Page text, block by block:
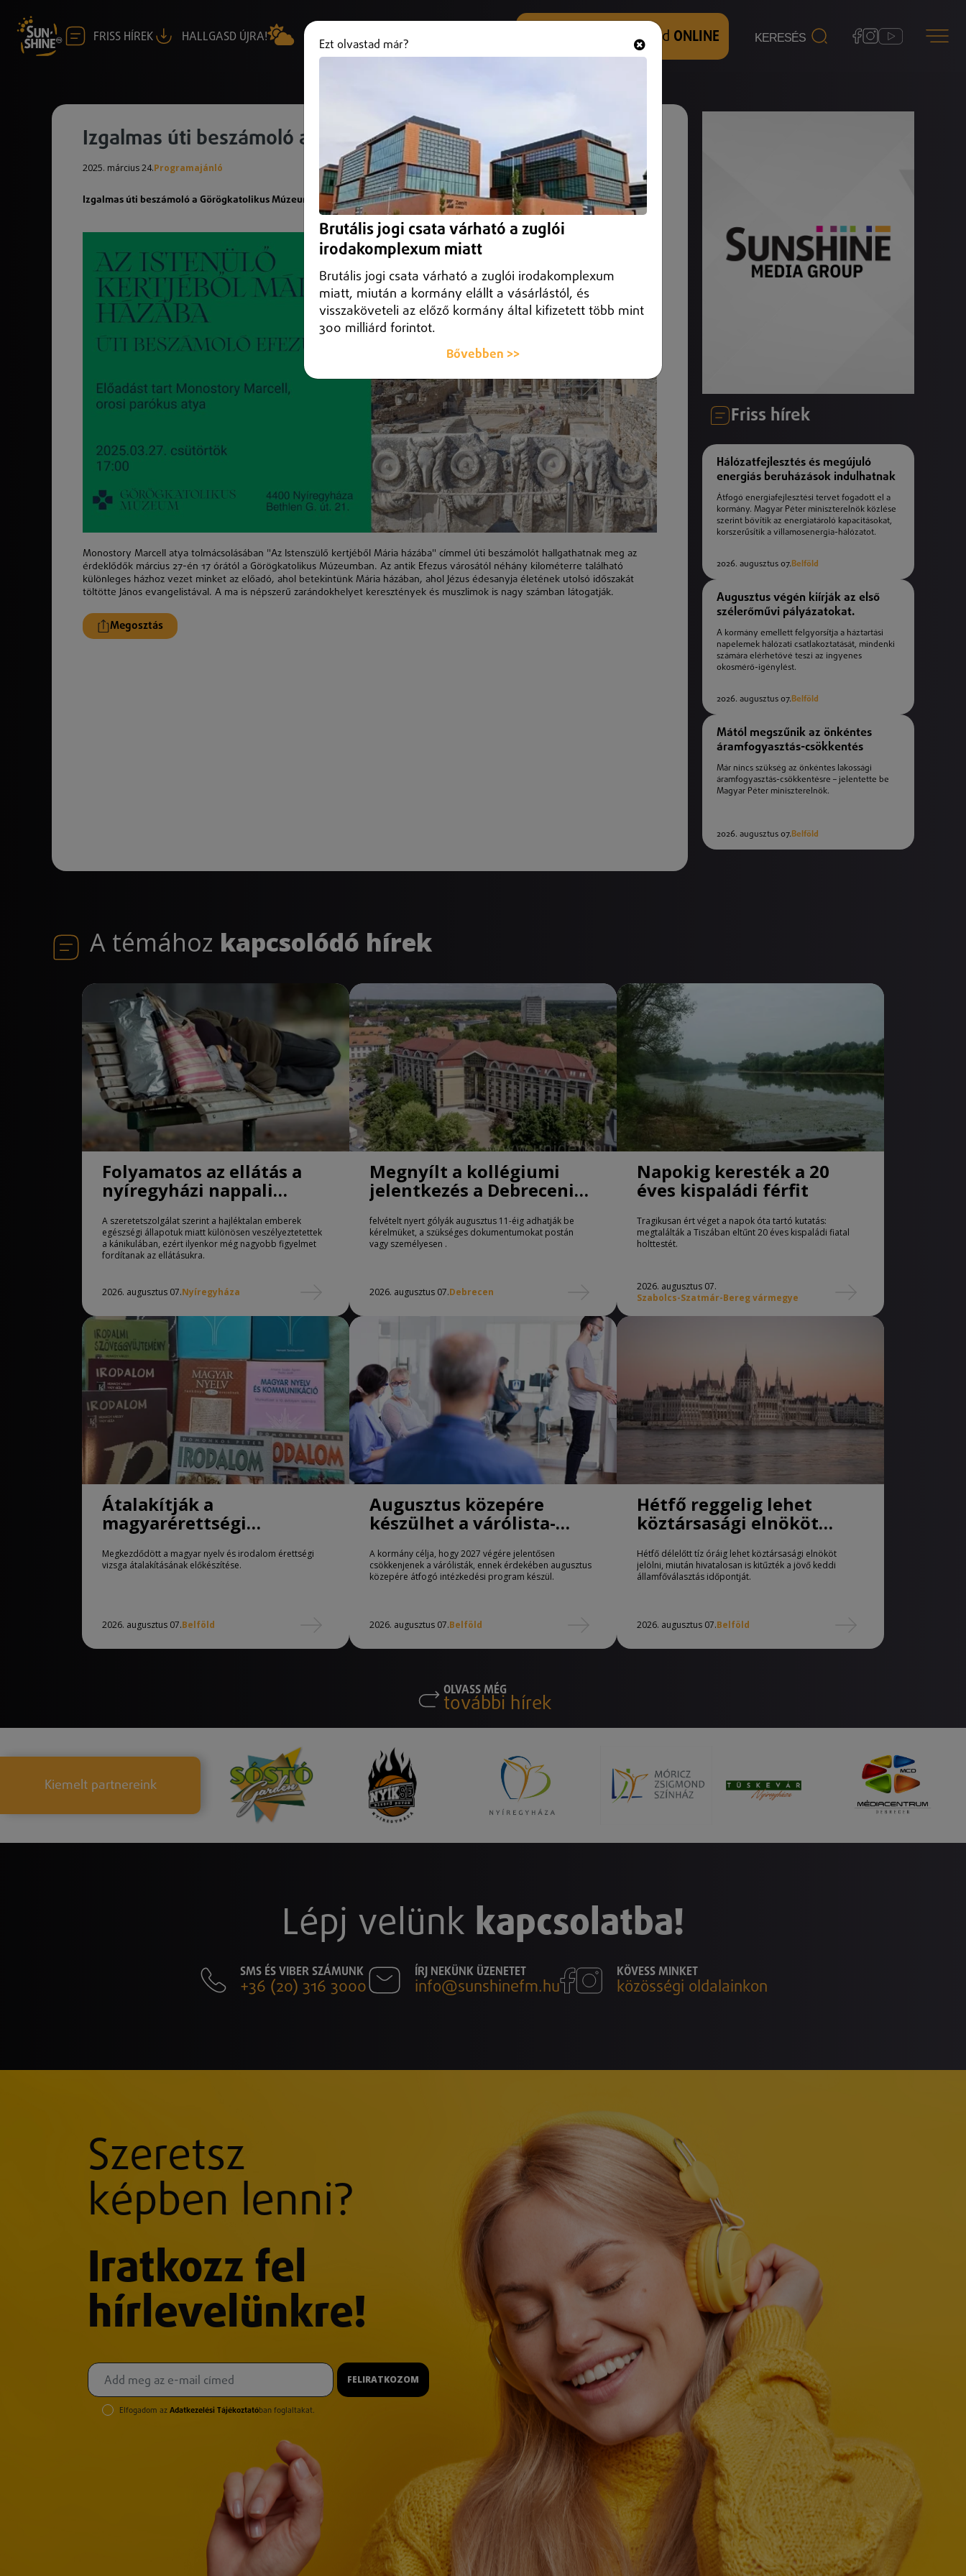
FRISS HÍREK HALLGASD ÚJRA! +36 (20) 316 3000 Hallgasd és nézd ONLINE
Izgalmas úti beszámoló a Görögkatolikus Múzeumban
2025. március 24.Programajánló
Izgalmas úti beszámoló a Görögkatolikus Múzeumban
Monostory Marcell atya tolmácsolásában "Az Istenszülő kertjéből Mária házába" címmel úti beszámolót hallgathatnak meg az
érdeklődők március 27-én 17 órától a Görögkatolikus Múzeumban. Az antik Efezus városától néhány kilométerre található
különleges házhoz vezet minket az előadó, ahol betekintünk Mária házában, ahol Jézus édesanyja életének utolsó időszakát
töltötte János evangelistával. A ma is népszerű zarándokhelyet keresztények és muszlimok is nagy számban látogatják.
Megosztás
Friss hírek
Hálózatfejlesztés és megújuló
energiás beruházások indulhatnak
Átfogó energiafejlesztési tervet fogadott el a
kormány. Magyar Péter miniszterelnök közlése
szerint bővítik az energiatároló kapacitásokat,
korszerűsítik a villamosenergia-hálózatot.
2026. augusztus 07.Belföld
Augusztus végén kiírják az első
szélerőművi pályázatokat.
A kormány emellett felgyorsítja a háztartási
napelemek hálózati csatlakoztatását, mindenki
számára elérhetővé teszi az ingyenes
okosmérő-igénylést.
2026. augusztus 07.Belföld
Mától megszűnik az önkéntes
áramfogyasztás-csökkentés
Már nincs szükség az önkéntes lakossági
áramfogyasztás-csökkentésre – jelentette be
Magyar Péter miniszterelnök.
2026. augusztus 07.Belföld
A témához kapcsolódó hírek
Folyamatos az ellátás a
nyíregyházi nappali
melegedőben
A szeretetszolgálat szerint a hajléktalan emberek
egészségi állapotuk miatt különösen veszélyeztetettek
a kánikulában, ezért ilyenkor még nagyobb figyelmet
fordítanak az ellátásukra.
2026. augusztus 07.Nyíregyháza
Megnyílt a kollégiumi
jelentkezés a Debreceni
Egyetemen
felvételt nyert gólyák augusztus 11-éig adhatják be
kérelmüket, a szükséges dokumentumokat postán
vagy személyesen .
2026. augusztus 07.Debrecen
Napokig keresték a 20
éves kispaládi férfit
Tragikusan ért véget a napok óta tartó kutatás:
megtalálták a Tiszában eltűnt 20 éves kispaládi fiatal
holttestét.
2026. augusztus 07.
Szabolcs-Szatmár-Bereg vármegye
Átalakítják a
magyarérettségi
követelményeit
Megkezdődött a magyar nyelv és irodalom érettségi
vizsga átalakításának előkészítése.
2026. augusztus 07.Belföld
Augusztus közepére
készülhet a várólista-
A kormány célja, hogy 2027 végére jelentősen
csökkenjenek a várólisták, ennek érdekében augusztus
közepére átfogó intézkedési program készül.
2026. augusztus 07.Belföld
Hétfő reggelig lehet
köztársasági elnököt
Hétfő délelőtt tíz óráig lehet köztársasági elnököt
jelölni, miután hivatalosan is kitűzték a jövő keddi
államfőválasztás időpontját.
2026. augusztus 07.Belföld
OLVASS MÉG
további hírek
Kiemelt partnereink
Lépj velünk kapcsolatba!
SMS ÉS VIBER SZÁMUNK
+36 (20) 316 3000
ÍRJ NEKÜNK ÜZENETET
info@sunshinefm.hu
KÖVESS MINKET
közösségi oldalainkon
Szeretsz
képben lenni?
Iratkozz fel
hírlevelünkre!
FELIRATKOZOM
Elfogadom az Adatkezelési Tájékoztatóban foglaltakat.
Ezt olvastad már?
Brutális jogi csata várható a zuglói
irodakomplexum miatt
Brutális jogi csata várható a zuglói irodakomplexum
miatt, miután a kormány elállt a vásárlástól, és
visszaköveteli az előző kormány által kifizetett több mint
300 milliárd forintot.
Bővebben >>